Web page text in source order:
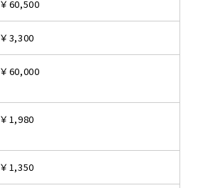
￥60,500
￥3,300
￥60,000
￥1,980
￥1,350